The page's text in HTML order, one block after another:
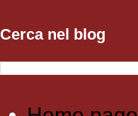
Cerca nel blog